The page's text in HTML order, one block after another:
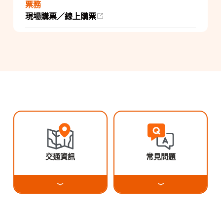
票務
現場購票／線上購票
交通資訊 常見問題